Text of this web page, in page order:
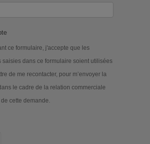
ce formulaire, j'accepte que les
saisies dans ce formulaire soient utilisées
de me recontacter, pour m’envoyer la
le cadre de la relation commerciale
cette demande.